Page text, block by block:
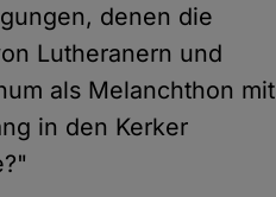
denen die
Lutheranern und
als Melanchthon mit
in den Kerker